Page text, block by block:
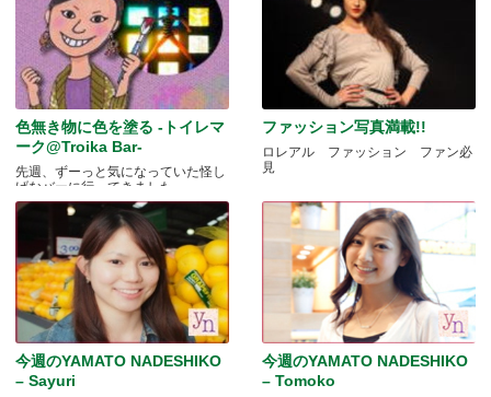
色無き物に色を塗る -トイレマ
ーク@Troika Bar-
先週、ずーっと気になっていた怪し
げなバーに行ってきました.....
ファッション写真満載!!
ロレアル ファッション ファン必
見
今週のYAMATO NADESHIKO
– Sayuri
今週のYAMATO NADESHIKO
– Tomoko